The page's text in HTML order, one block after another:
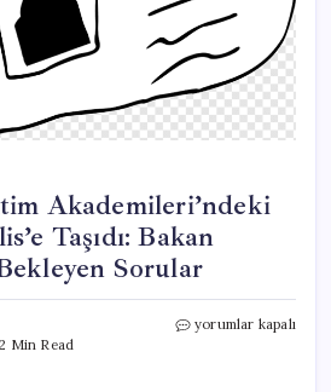
Akademileri’ndeki
Taşıdı: Bakan
Sorular
2 Min Read
CHP,
yorumlar kapalı